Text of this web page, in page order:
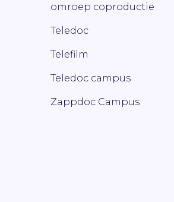
omroep coproductie
Teledoc
Telefilm
Teledoc campus
Zappdoc Campus